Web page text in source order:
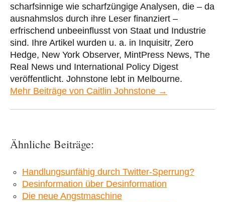
scharfsinnige wie scharfzüngige Analysen, die – da
ausnahmslos durch ihre Leser finanziert –
erfrischend unbeeinflusst von Staat und Industrie
sind. Ihre Artikel wurden u. a. in Inquisitr, Zero
Hedge, New York Observer, MintPress News, The
Real News und International Policy Digest
veröffentlicht. Johnstone lebt in Melbourne.
Mehr Beiträge von Caitlin Johnstone →
Ähnliche Beiträge:
Handlungsunfähig durch Twitter-Sperrung?
Desinformation über Desinformation
Die neue Angstmaschine